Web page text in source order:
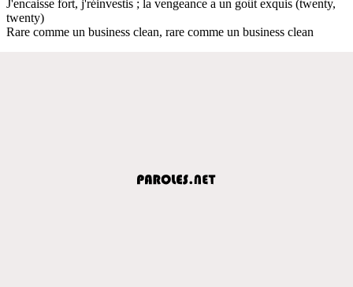
J'encaisse fort, j'réinvestis ; la vengeance a un goût exquis (twenty,
twenty)
Rare comme un business clean, rare comme un business clean